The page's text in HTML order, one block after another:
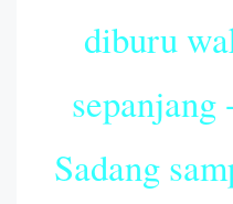
diburu
Sadang